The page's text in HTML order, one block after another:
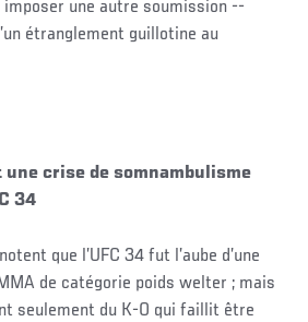
une autre soumission --
étranglement guillotine au
crise de somnambulisme
34
que l’UFC 34 fut l’aube d’une
de catégorie poids welter ; mais
seulement du K-O qui faillit être